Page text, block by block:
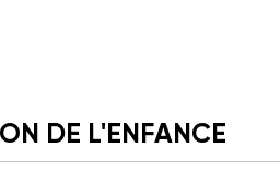
DE L'ENFANCE